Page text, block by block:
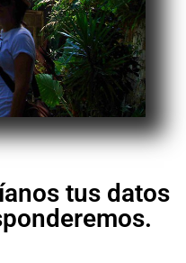
tus datos